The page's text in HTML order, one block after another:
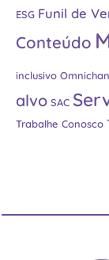
ESG Funil de
Conteúdo
inclusivo
alvo SAC
Trabalhe Conosco